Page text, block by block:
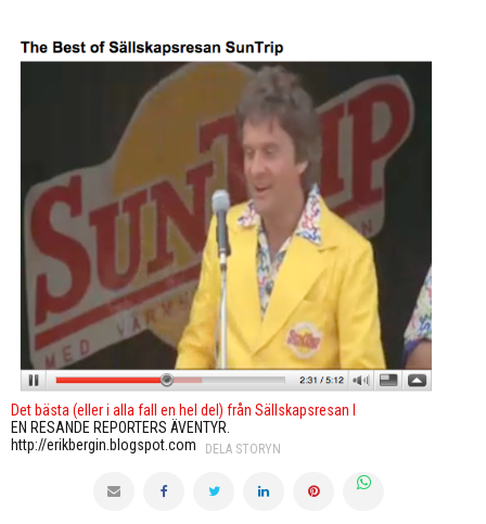
Det bästa (eller i alla fall en hel del) från Sällskapsresan I
EN RESANDE REPORTERS ÄVENTYR.
http://erikbergin.blogspot.com
DELA STORYN